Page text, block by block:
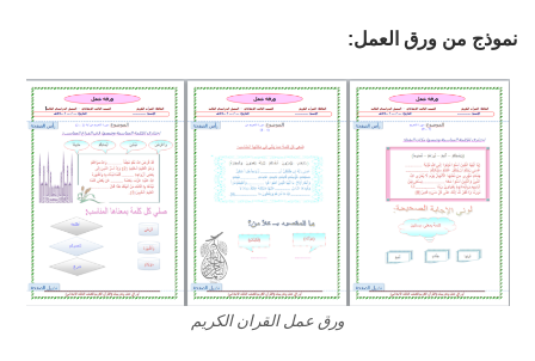
نموذج من ورق العمل:
ورق عمل القران الكريم